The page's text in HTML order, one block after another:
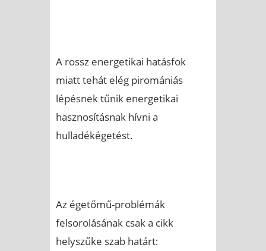
A rossz energetikai hatásfok
miatt tehát elég piromániás
lépésnek tűnik energetikai
hasznosításnak hívni a
hulladékégetést.
Az égetőmű-problémák
felsorolásának csak a cikk
helyszűke szab határt: